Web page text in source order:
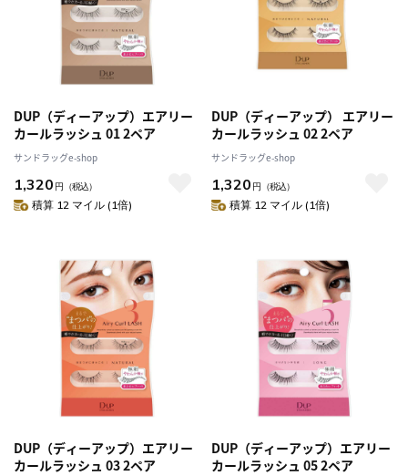
DUP（ディーアップ）エアリー
カールラッシュ 01 2ペア
サンドラッグe-shop
1,320 円 （税込）
積算 12 マイル (1倍)
DUP（ディーアップ） エアリー
カールラッシュ 02 2ペア
サンドラッグe-shop
1,320 円 （税込）
積算 12 マイル (1倍)
DUP（ディーアップ）エアリー
カールラッシュ 03 2ペア
DUP（ディーアップ）エアリー
カールラッシュ 05 2ペア